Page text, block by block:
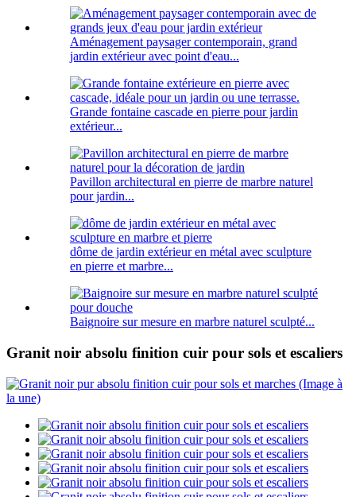
Aménagement paysager contemporain, grand
jardin extérieur avec point d'eau...
Grande fontaine cascade en pierre pour jardin
extérieur...
Pavillon architectural en pierre de marbre naturel
pour jardin...
dôme de jardin extérieur en métal avec sculpture
en pierre et marbre...
Baignoire sur mesure en marbre naturel sculpté...
Granit noir absolu finition cuir pour sols et escaliers